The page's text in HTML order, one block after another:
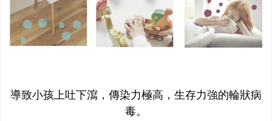
導致小孩上吐下瀉，傳染力極高，生存力強的輪狀病
毒。